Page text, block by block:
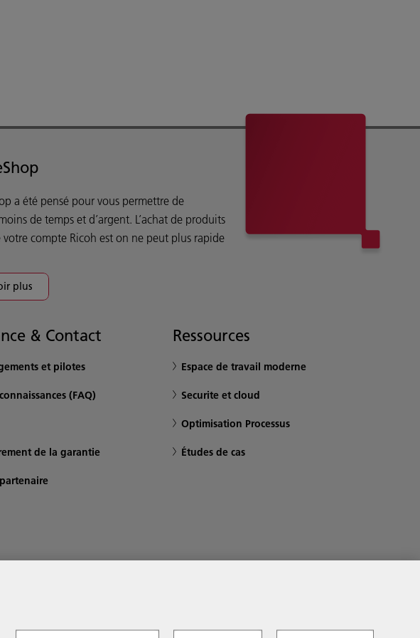
a été pensé pour vous permettre de
de temps et d’argent. L’achat de produits
votre compte Ricoh est on ne peut plus rapide
plus
& Contact
et pilotes
(FAQ)
de la garantie
Ressources
Espace de travail moderne
Securite et cloud
Optimisation Processus
Études de cas